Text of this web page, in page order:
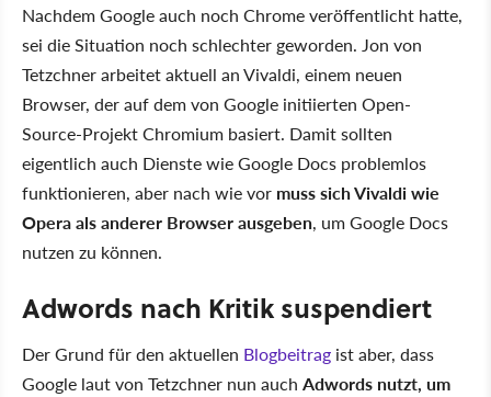
Nachdem Google auch noch Chrome veröffentlicht hatte,
sei die Situation noch schlechter geworden. Jon von
Tetzchner arbeitet aktuell an Vivaldi, einem neuen
Browser, der auf dem von Google initiierten Open-
Source-Projekt Chromium basiert. Damit sollten
eigentlich auch Dienste wie Google Docs problemlos
funktionieren, aber nach wie vor muss sich Vivaldi wie
Opera als anderer Browser ausgeben, um Google Docs
nutzen zu können.
Adwords nach Kritik suspendiert
Der Grund für den aktuellen Blogbeitrag ist aber, dass
Google laut von Tetzchner nun auch Adwords nutzt, um